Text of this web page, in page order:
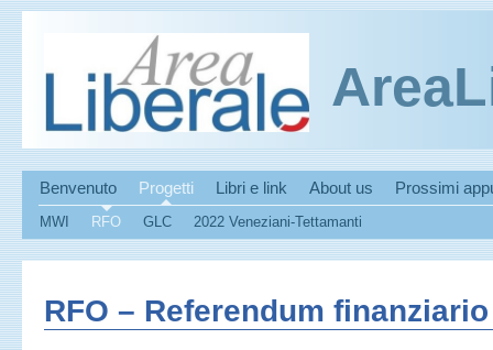
Benvenuto Progetti Libri e link About us Prossimi
MWI RFO GLC 2022 Veneziani-Tettamanti
RFO – Referendum